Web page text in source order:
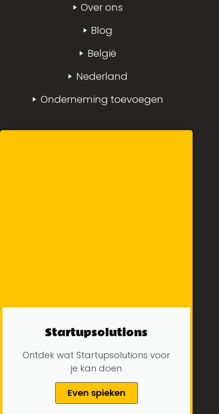
Over ons
Blog
België
Nederland
Onderneming toevoegen
Startupsolutions
Ontdek wat Startupsolutions voor
je kan doen
Even spieken